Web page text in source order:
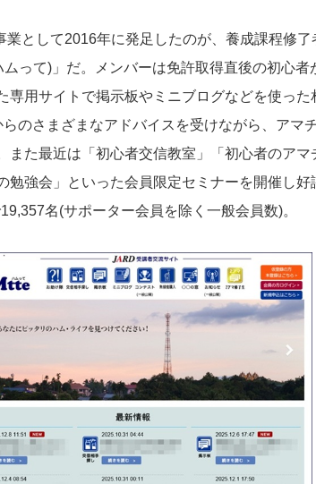
として2016年に発足したのが、養成課程修
って)」だ。メンバーは免許取得直後の初心者
専用サイトで掲示板やミニブログなどを使った
のさまざまなアドバイスを受けながら、アマ
また最近は「初心者交信教室」「初心者のアマ
勉強会」といった会員限定セミナーを開催し好
名(サポーター会員を除く一般会員数)。